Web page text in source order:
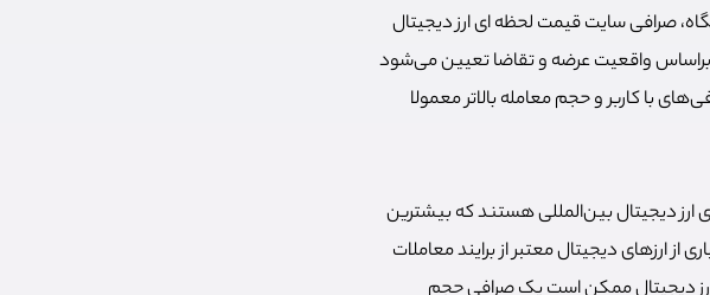
صرافی سایت قیمت لحظه ای ارز دیجیتال
واقعیت عرضه و تقاضا تعیین می‌شود
با کاربر و حجم معامله بالاتر معمولا
دیجیتال بین‌المللی هستند که بیشترین
ارزهای دیجیتال معتبر از برایند معاملات